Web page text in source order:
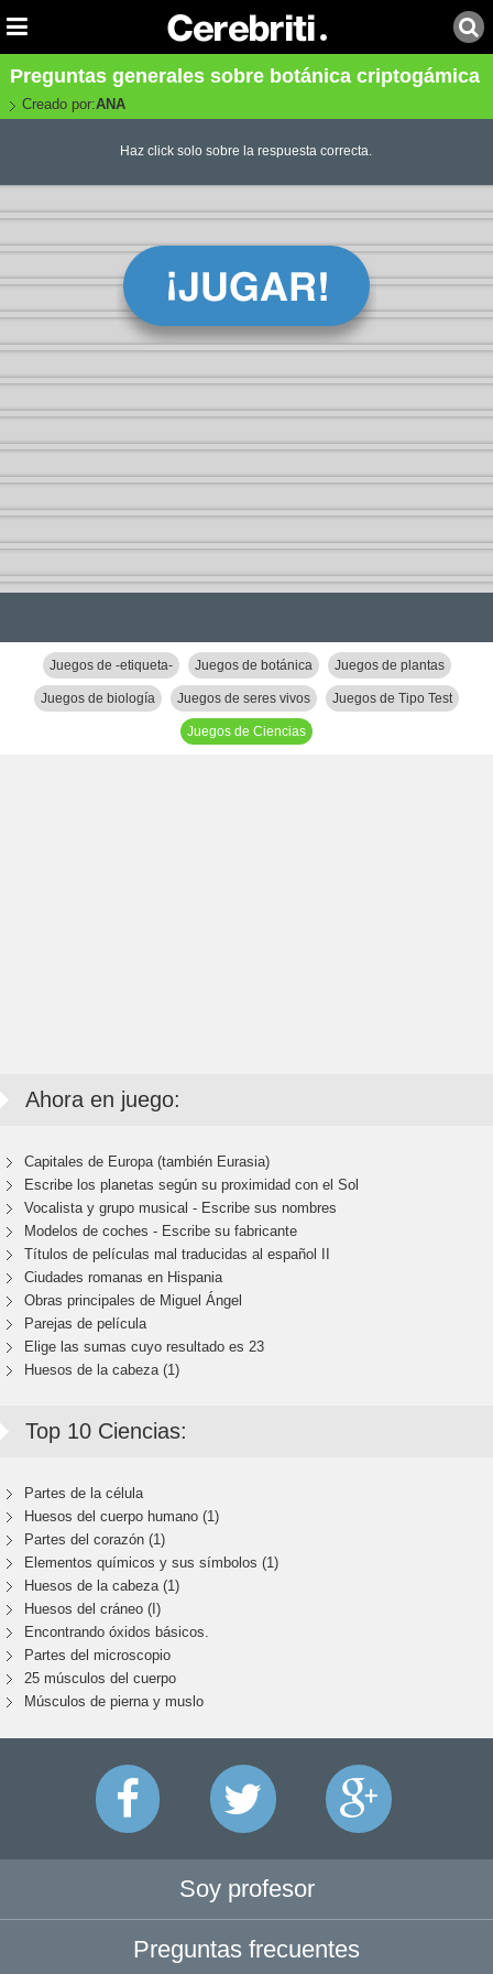
Preguntas generales sobre botánica criptogámica
Creado por:ANA
Haz click solo sobre la respuesta correcta.
Juegos de -etiqueta- Juegos de botánica Juegos de plantas
Juegos de biología Juegos de seres vivos Juegos de Tipo Test
Juegos de Ciencias
Ahora en juego:
Capitales de Europa (también Eurasia)
Escribe los planetas según su proximidad con el Sol
Vocalista y grupo musical - Escribe sus nombres
Modelos de coches - Escribe su fabricante
Títulos de películas mal traducidas al español II
Ciudades romanas en Hispania
Obras principales de Miguel Ángel
Parejas de película
Elige las sumas cuyo resultado es 23
Huesos de la cabeza (1)
Top 10 Ciencias:
Partes de la célula
Huesos del cuerpo humano (1)
Partes del corazón (1)
Elementos químicos y sus símbolos (1)
Huesos de la cabeza (1)
Huesos del cráneo (I)
Encontrando óxidos básicos.
Partes del microscopio
25 músculos del cuerpo
Músculos de pierna y muslo
Soy profesor
Preguntas frecuentes